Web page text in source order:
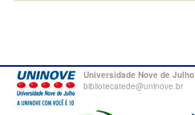
Universidade Nove de Julho
bibliotecatede@uninove.br